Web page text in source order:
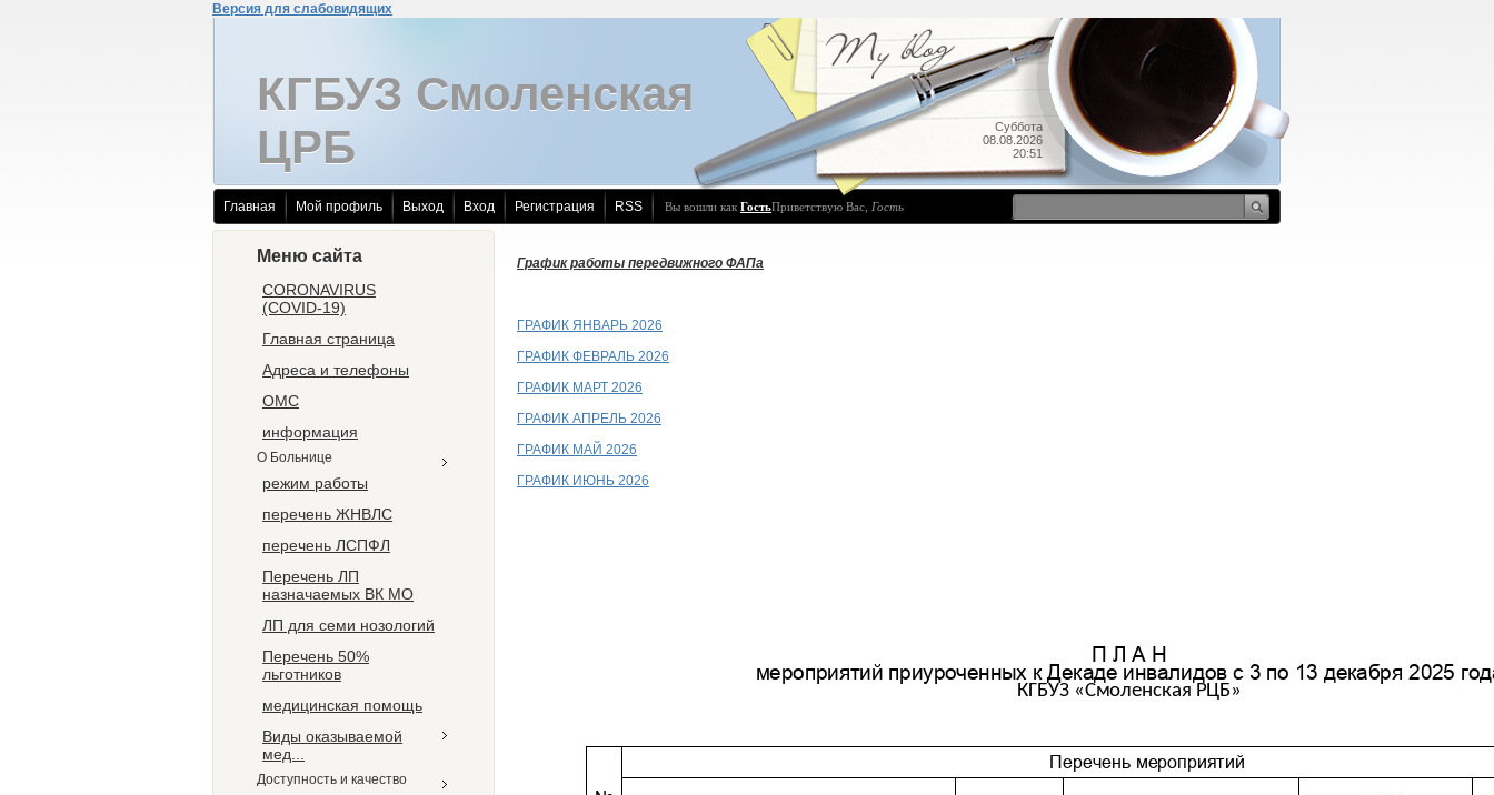
Версия для слабовидящих
Суббота
08.08.2026
20:51
КГБУЗ Смоленcкая
ЦРБ
Главная Мой профиль Выход Вход Регистрация RSS Вы вошли как ГостьПриветствую Вас Гость
Меню сайта
CORONAVIRUS
(COVID-19)
Главная страница
Адреса и телефоны
ОМС
информация
О Больнице
режим работы
перечень ЖНВЛС
перечень ЛСПФЛ
Перечень ЛП
назначаемых ВК МО
ЛП для семи нозологий
Перечень 50%
льготников
медицинская помощь
Виды оказываемой
мед...
Доступность и качество
График работы передвижного ФАПа
ГРАФИК ЯНВАРЬ 2026
ГРАФИК ФЕВРАЛЬ 2026
ГРАФИК МАРТ 2026
ГРАФИК АПРЕЛЬ 2026
ГРАФИК МАЙ 2026
ГРАФИК ИЮНЬ 2026